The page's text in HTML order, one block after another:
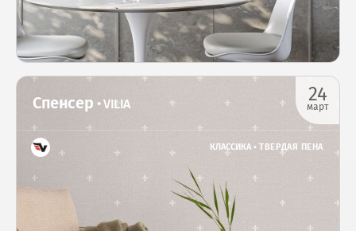
24
март
Спенсер • VILIA
КЛАССИКА •ТВЕРДАЯ ПЕНА